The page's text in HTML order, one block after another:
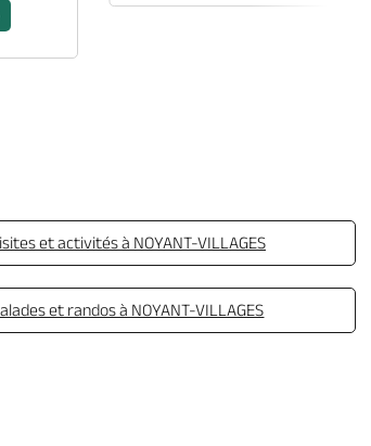
et activités à NOYANT-VILLAGES
et randos à NOYANT-VILLAGES